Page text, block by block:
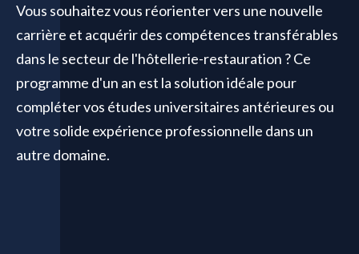
Vous souhaitez vous réorienter vers une nouvelle
carrière et acquérir des compétences transférables
dans le secteur de l'hôtellerie-restauration ? Ce
programme d'un an est la solution idéale pour
compléter vos études universitaires antérieures ou
votre solide expérience professionnelle dans un
autre domaine.